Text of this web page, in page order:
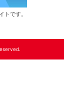
トです。